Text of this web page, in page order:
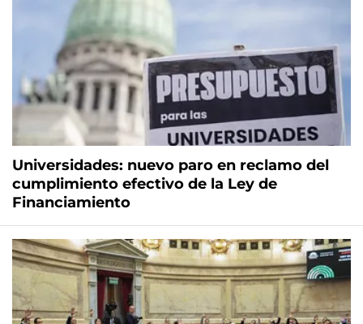
Universidades: nuevo paro en reclamo del
cumplimiento efectivo de la Ley de
Financiamiento